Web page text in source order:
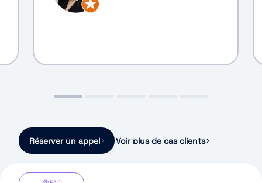
Réserver un appel Voir plus de cas clients